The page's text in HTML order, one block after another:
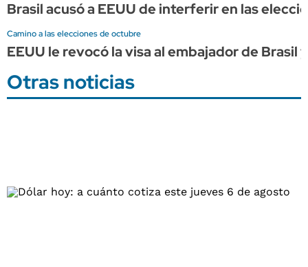
Brasil acusó a EEUU de interferir en las
Camino a las elecciones de octubre
EEUU le revocó la visa al embajador de
Otras noticias